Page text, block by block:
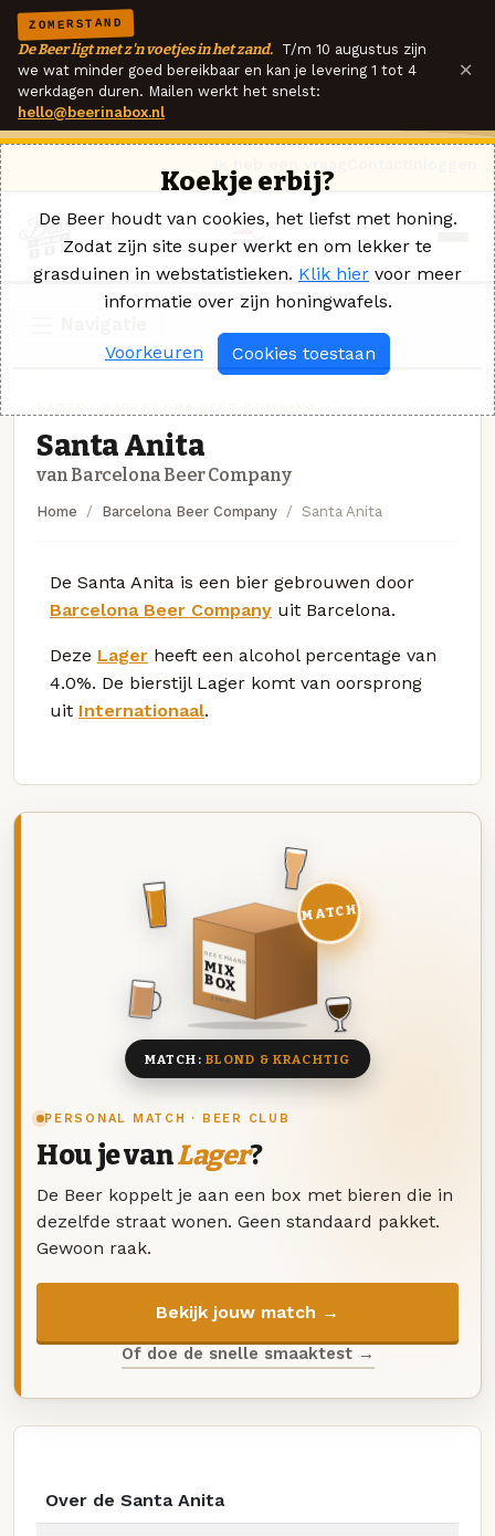
ZOMERSTAND
De Beer ligt met z'n voetjes in het zand. T/m 10 augustus zijn
we wat minder goed bereikbaar en kan je levering 1 tot 4
werkdagen duren. Mailen werkt het snelst:
hello@beerinabox.nl
×
Santa Anita
van Barcelona Beer Company
Home Barcelona Beer Company Santa Anita
De Santa Anita is een bier gebrouwen door
Barcelona Beer Company uit Barcelona.
Deze Lager heeft een alcohol percentage van
4.0%. De bierstijl Lager komt van oorsprong
uit Internationaal.
PERSONAL MATCH · BEER CLUB
Hou je vanLager?
De Beer koppelt je aan een box met bieren die in
dezelfde straat wonen. Geen standaard pakket.
Gewoon raak.
Bekijk jouw match →
Of doe de snelle smaaktest →
DEZE MAAND
MIX
BOX
8 BIEREN
MATCH
MATCH: BLOND & KRACHTIG
Over de Santa Anita
Koekje erbij?
De Beer houdt van cookies, het liefst met honing.
Zodat zijn site super werkt en om lekker te
grasduinen in webstatistieken. Klik hier voor meer
informatie over zijn honingwafels.
Voorkeuren Cookies toestaan